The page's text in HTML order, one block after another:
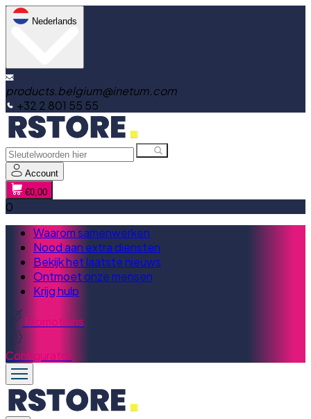
Nederlands
products.belgium@inetum.com
+32 2 801 55 55
Account
€0,00
0
Waarom samenwerken
Nood aan extra diensten
Bekijk het laatste nieuws
Ontmoet onze mensen
Krijg hulp
Promotions
Configurator